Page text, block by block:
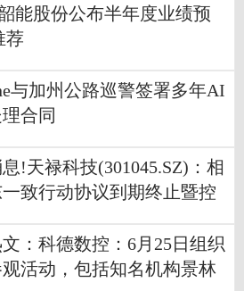
能股份公布半年度业绩预
荐
与加州公路巡警签署多年AI
合同
!天禄科技(301045.SZ)：相
致行动协议到期终止暨控
：科德数控：6月25日组织
活动，包括知名机构景林